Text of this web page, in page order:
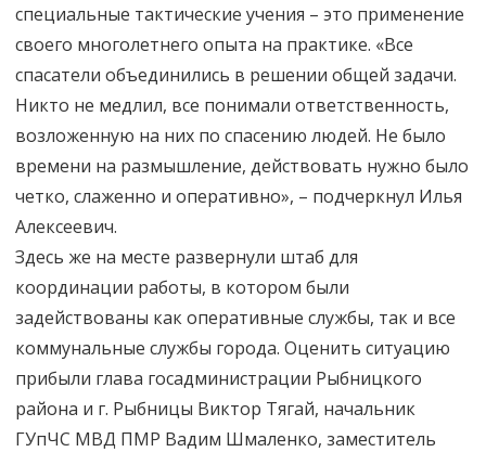
специальные тактические учения – это применение
своего многолетнего опыта на практике. «Все
спасатели объединились в решении общей задачи.
Никто не медлил, все понимали ответственность,
возложенную на них по спасению людей. Не было
времени на размышление, действовать нужно было
четко, слаженно и оперативно», – подчеркнул Илья
Алексеевич.
Здесь же на месте развернули штаб для
координации работы, в котором были
задействованы как оперативные службы, так и все
коммунальные службы города. Оценить ситуацию
прибыли глава госадминистрации Рыбницкого
района и г. Рыбницы Виктор Тягай, начальник
ГУпЧС МВД ПМР Вадим Шмаленко, заместитель